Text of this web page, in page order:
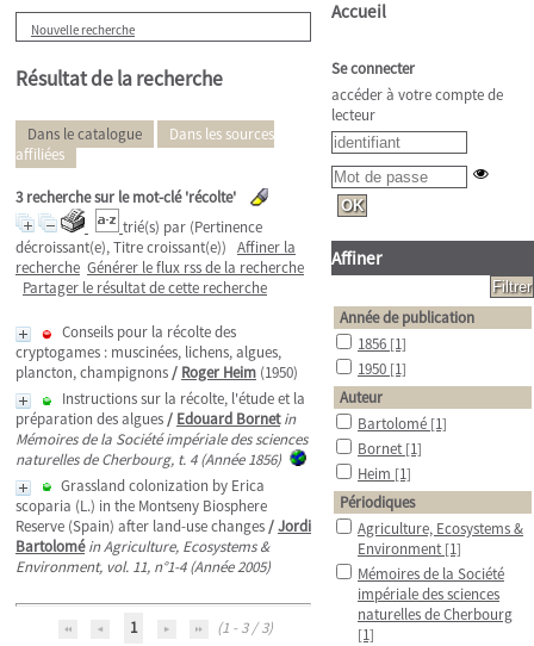
Nouvelle recherche
Résultat de la recherche
Dans le catalogue
Dans les sources
affiliées
3recherche sur le mot-clé'récolte'
trié(s) par (Pertinence
décroissant(e), Titre croissant(e)) Affiner la
recherche Générer le flux rss de la recherche
Partager le résultat de cette recherche
Conseils pour la récolte des
cryptogames : muscinées, lichens, algues,
plancton, champignons/ Roger Heim (1950)
Instructions sur la récolte, l'étude et la
préparation des algues/ Edouard Bornet in
Mémoires de la Société impériale des sciences
naturelles de Cherbourg, t. 4 (Année 1856)
Grassland colonization by Erica
scoparia (L.) in the Montseny Biosphere
Reserve (Spain) after land-use changes/Jordi
Bartolomé in Agriculture, Ecosystems &
Environment, vol. 11, n°1-4 (Année 2005)
1
(1 - 3 / 3)
Accueil
Se connecter
accéder à votre compte de
lecteur
Affiner
Année de publication
1856 [1]
1950 [1]
Auteur
Bartolomé [1]
Bornet [1]
Heim [1]
Périodiques
Agriculture, Ecosystems &
Environment [1]
Mémoires de la Société
impériale des sciences
naturelles de Cherbourg
[1]